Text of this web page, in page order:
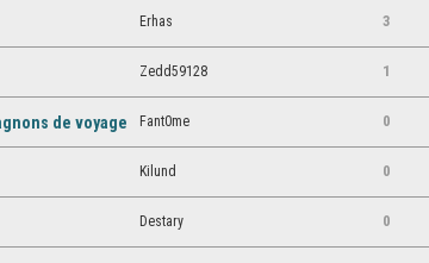
Erhas 3
Zedd59128 1
de voyage Fant0me 0
Kilund 0
Destary 0